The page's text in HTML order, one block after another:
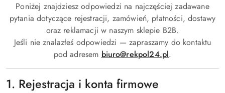
Poniżej znajdziesz odpowiedzi na najczęściej zadawane
pytania dotyczące rejestracji, zamówień, płatności, dostawy
oraz reklamacji w naszym sklepie B2B.
Jeśli nie znalazłeś odpowiedzi — zapraszamy do kontaktu
pod adresem biuro@rekpol24.pl.
1. Rejestracja i konta firmowe